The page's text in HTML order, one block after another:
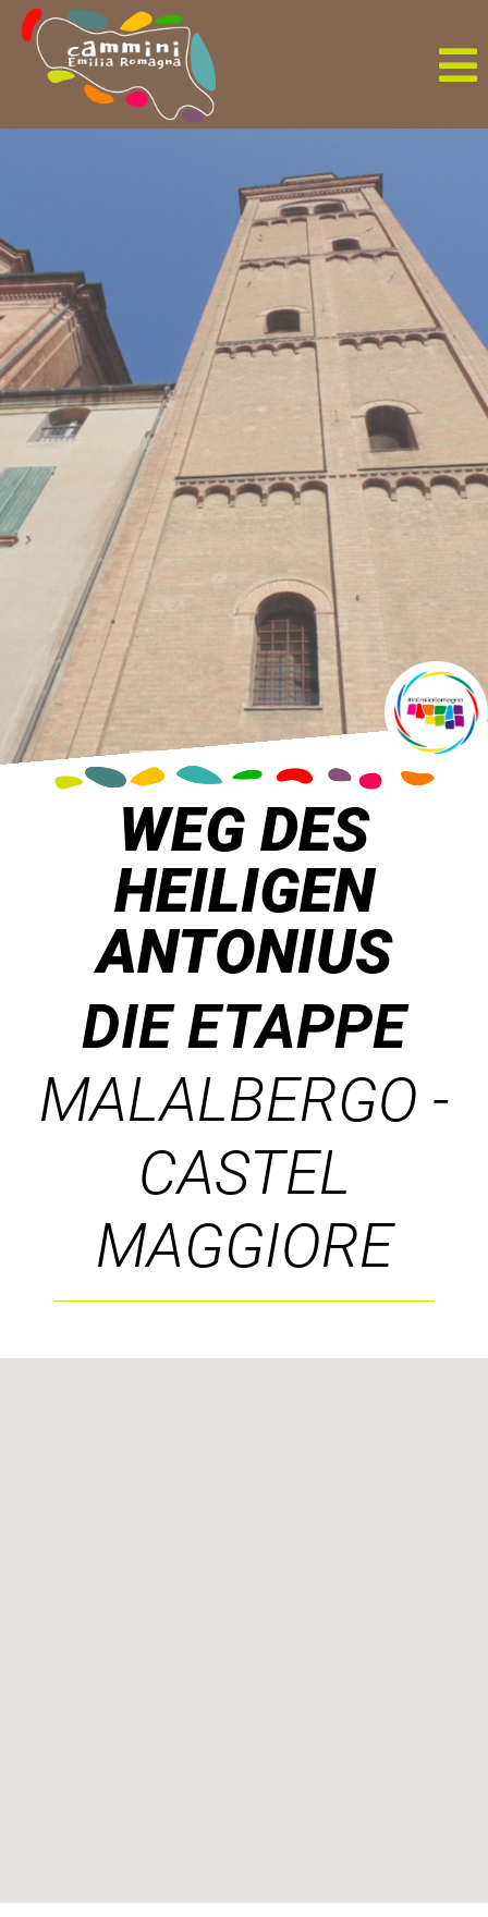
WEG DES
HEILIGEN
ANTONIUS
DIE ETAPPE
MALALBERGO -
CASTEL
MAGGIORE